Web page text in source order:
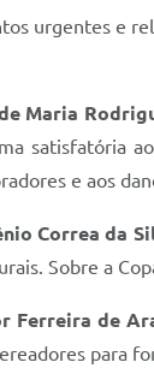
urgentes e
Maria
satisfatória
e aos
Correa da
Sobre a
Ferreira de
para